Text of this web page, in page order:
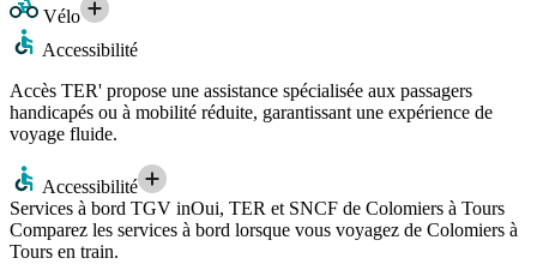
Vélo
Accessibilité
Accès TER' propose une assistance spécialisée aux passagers
handicapés ou à mobilité réduite, garantissant une expérience de
voyage fluide.
Accessibilité
Services à bord TGV inOui, TER et SNCF de Colomiers à Tours
Comparez les services à bord lorsque vous voyagez de Colomiers à
Tours en train.